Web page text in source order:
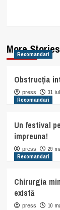
More Stories
Recomandari
Obstrucția
press
31
Recomandari
Un festival
impreuna!
press
29
Recomandari
Chirurgia
există
press 10